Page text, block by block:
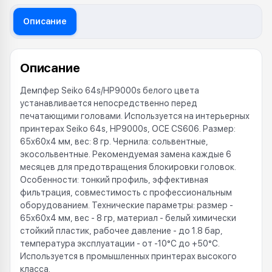
Описание
Описание
Демпфер Seiko 64s/HP9000s белого цвета
устанавливается непосредственно перед
печатающими головами. Используется на интерьерных
принтерах Seiko 64s, HP9000s, OCE CS606. Размер:
65x60x4 мм, вес: 8 гр. Чернила: сольвентные,
экосольвентные. Рекомендуемая замена каждые 6
месяцев для предотвращения блокировки головок.
Особенности: тонкий профиль, эффективная
фильтрация, совместимость с профессиональным
оборудованием. Технические параметры: размер -
65x60x4 мм, вес - 8 гр, материал - белый химически
стойкий пластик, рабочее давление - до 1.8 бар,
температура эксплуатации - от -10°C до +50°C.
Используется в промышленных принтерах высокого
класса.